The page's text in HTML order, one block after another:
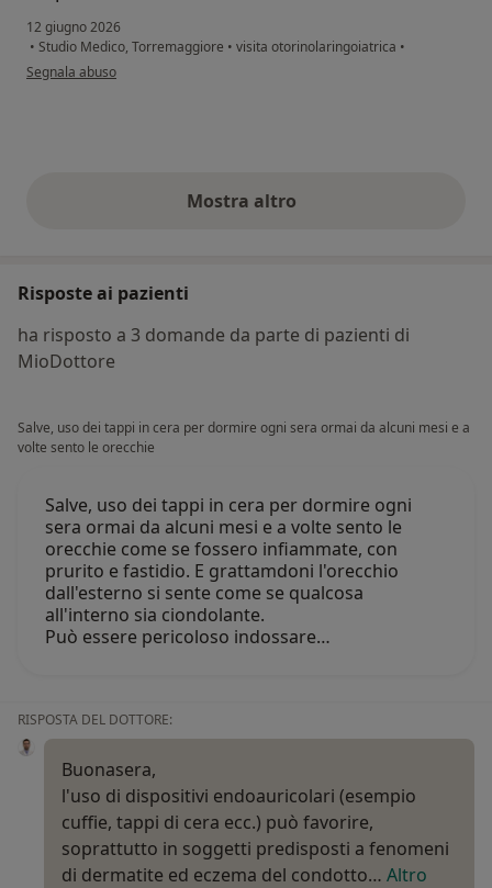
12 giugno 2026
• Studio Medico, Torremaggiore • visita otorinolaringoiatrica •
secondo l'opinione dell'utente Nevilla Di Cesare
Segnala abuso
Mostra altroopinioni di cui sopra
Risposte ai pazienti
ha risposto a 3 domande da parte di pazienti di
MioDottore
Salve, uso dei tappi in cera per dormire ogni sera ormai da alcuni mesi e a
volte sento le orecchie
Salve, uso dei tappi in cera per dormire ogni
sera ormai da alcuni mesi e a volte sento le
orecchie come se fossero infiammate, con
prurito e fastidio. E grattamdoni l'orecchio
dall'esterno si sente come se qualcosa
all'interno sia ciondolante.
Può essere pericoloso indossare…
RISPOSTA DEL DOTTORE:
Buonasera,
l'uso di dispositivi endoauricolari (esempio
cuffie, tappi di cera ecc.) può favorire,
soprattutto in soggetti predisposti a fenomeni
di dermatite ed eczema del condotto… Altro